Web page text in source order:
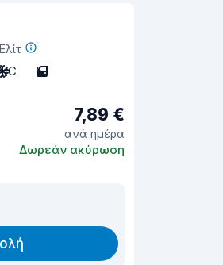
C 5
7,89 €
ανά ημέρα
Δωρεάν ακύρωση